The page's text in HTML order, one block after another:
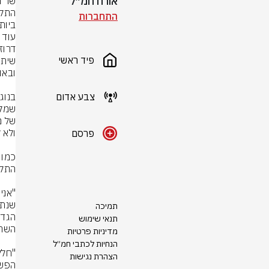
התחברות
פיד ראשי
צבע אדום
פרסם
תמיכה
תנאי שימוש
מדיניות פרטיות
הנחיות לכתבי חמ״ל
הצהרת נגישות